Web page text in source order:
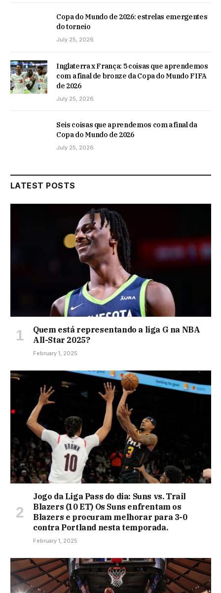
Copa do Mundo de 2026: estrelas emergentes
do torneio
July 25, 2026
Inglaterra x França: 5 coisas que aprendemos
com a final de bronze da Copa do Mundo FIFA
de 2026
July 25, 2026
Seis coisas que aprendemos com a final da
Copa do Mundo de 2026
July 25, 2026
LATEST POSTS
Quem está representando a liga G na NBA
All-Star 2025?
February 1, 2025
Jogo da Liga Pass do dia: Suns vs. Trail
Blazers (10 ET) Os Suns enfrentam os
Blazers e procuram melhorar para 3-0
contra Portland nesta temporada.
February 1, 2025